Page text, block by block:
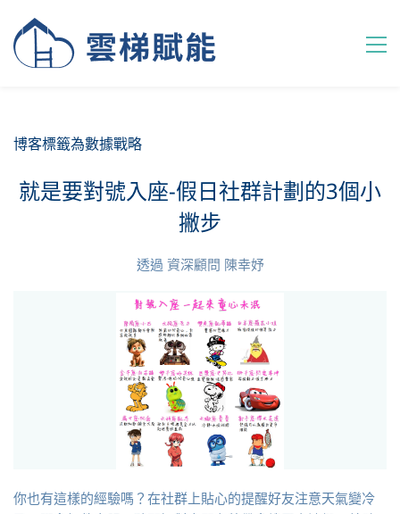
博客標籤為數據戰略
就是要對號入座-假日社群計劃的3個小
撇步
透過 資深顧問 陳幸妤
你也有這樣的經驗嗎？在社群上貼心的提醒好友注意天氣變冷